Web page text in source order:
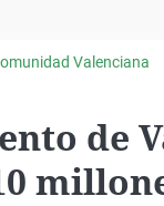
Operación Viuda
Negra
Valenciana
de